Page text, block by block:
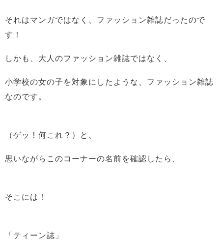
それはマンガではなく、ファッション雑誌だったので
す！
しかも、大人のファッション雑誌ではなく、
小学校の女の子を対象にしたような、ファッション雑誌
なのです。
（ゲッ！何これ？）と、
思いながらこのコーナーの名前を確認したら、
そこには！
「ティーン誌」